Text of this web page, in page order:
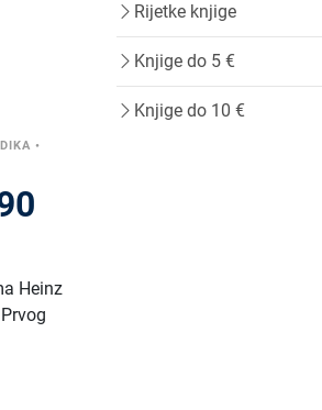
•
Heinz
Rijetke knjige
Knjige do 5 €
Knjige do 10 €